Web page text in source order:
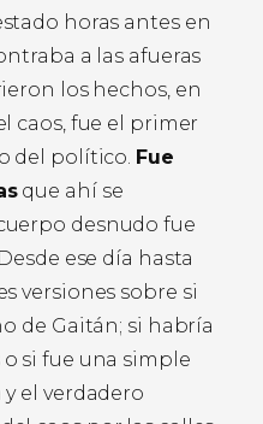
horas antes en
a las afueras
los hechos, en
caos, fue el primer
del político. Fue
que ahí se
desnudo fue
ese día hasta
versiones sobre si
de Gaitán; si habría
si fue una simple
el verdadero